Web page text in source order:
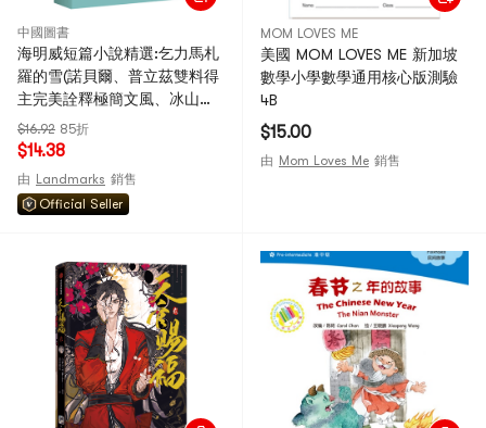
中國圖書
海明威短篇小說精選:乞力馬札
羅的雪(諾貝爾、普立茲雙料得
主完美詮釋極簡文風、冰山理
論)
$16.92 85折
$14.38
由 Landmarks 銷售
Official Seller
MOM LOVES ME
美國 MOM LOVES ME 新加坡
數學小學數學通用核心版測驗
4B
$15.00
由 Mom Loves Me 銷售